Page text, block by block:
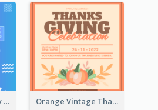
Cyber Punk Monday Discount Invitation Design Orange Vintage Thanksgiving Celebration Invitation Design